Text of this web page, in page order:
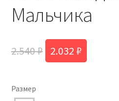
Мальчика
2.540₽ 2.032 ₽
Размер